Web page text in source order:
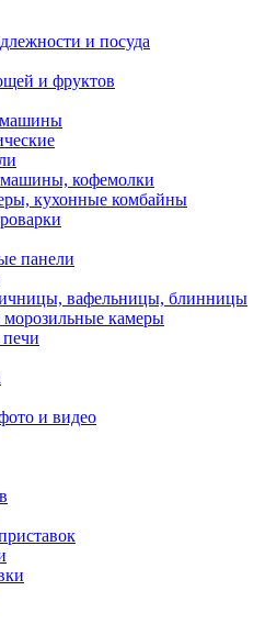
и посуда
и фруктов
машины
кофемолки
кухонные комбайны
панели
вафельницы, блинницы
камеры
и видео